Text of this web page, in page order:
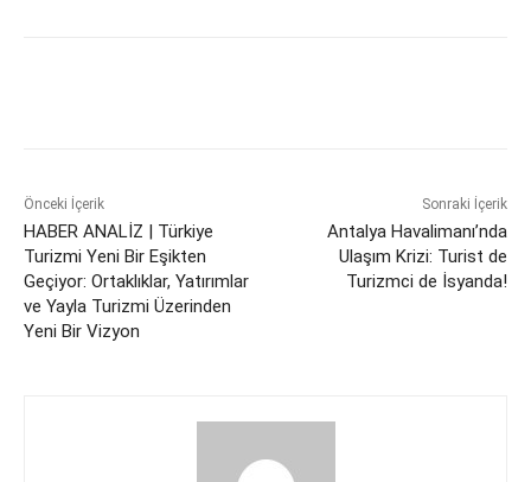
Önceki İçerik
HABER ANALİZ | Türkiye
Turizmi Yeni Bir Eşikten
Geçiyor: Ortaklıklar, Yatırımlar
ve Yayla Turizmi Üzerinden
Yeni Bir Vizyon
Sonraki İçerik
Antalya Havalimanı’nda
Ulaşım Krizi: Turist de
Turizmci de İsyanda!